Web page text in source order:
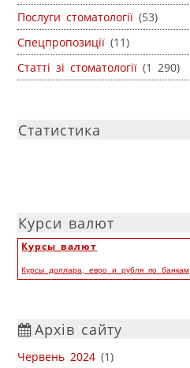
Послуги стоматології (53)
Спецпропозиції (11)
Статті зі стоматології (1 290)
Статистика
Курси валют
Курсы валют
Курсы доллара, евро и рубля по банкам
Архів сайту
Червень 2024 (1)